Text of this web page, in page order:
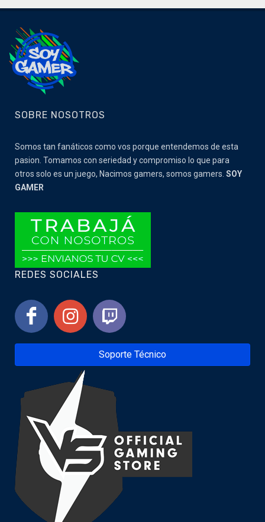
SOBRE NOSOTROS
Somos tan fanáticos como vos porque entendemos de esta
pasion. Tomamos con seriedad y compromiso lo que para
otros solo es un juego, Nacimos gamers, somos gamers. SOY
GAMER
REDES SOCIALES
Soporte Técnico